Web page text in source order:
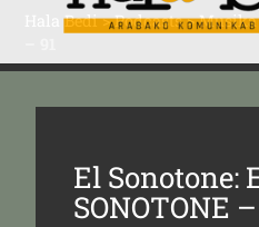
Hala Bedi>Podcasts>Musika
El Sonotone:
SONOTONE